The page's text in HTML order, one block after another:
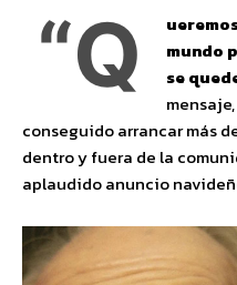
“Q
mundo
se
conseguido arrancar más
dentro y fuera de la
aplaudido anuncio